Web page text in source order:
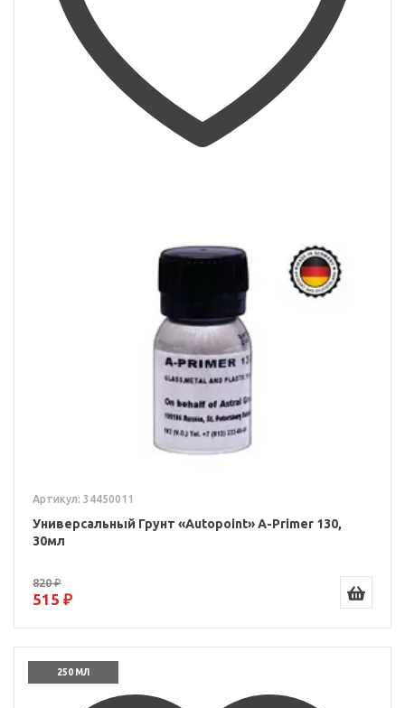
Артикул: 34450011
Универсальный Грунт «Autopoint» A-Primer 130,
30мл
820 ₽
515 ₽
250 МЛ